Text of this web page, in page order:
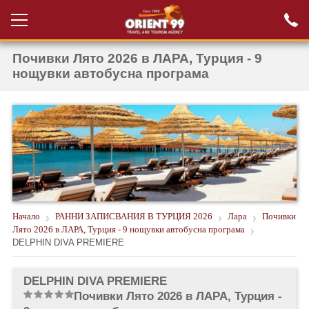
Вход за агенти
Проверка на
резервация
НОВА ГОДИНА ТУРЦИЯ
НОВА ГОДИНА
ПОЧИВКИ
КРУИЗИ
ЕКЗОТИКА
Почивки Лято 2026 в ЛАРА, Турция - 9
нощувки автобусна програма
Начало РАННИ ЗАПИСВАНИЯ В ТУРЦИЯ 2026 Лара
Почивки
Лято 2026 в ЛАРА, Турция - 9 нощувки автобусна програма
DELPHIN DIVA PREMIERE
DELPHIN DIVA PREMIERE
Почивки Лято 2026 в ЛАРА, Турция -